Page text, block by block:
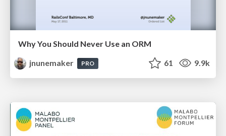
Why You Should Never Use an ORM
jnunemaker
PRO 61 9.9k